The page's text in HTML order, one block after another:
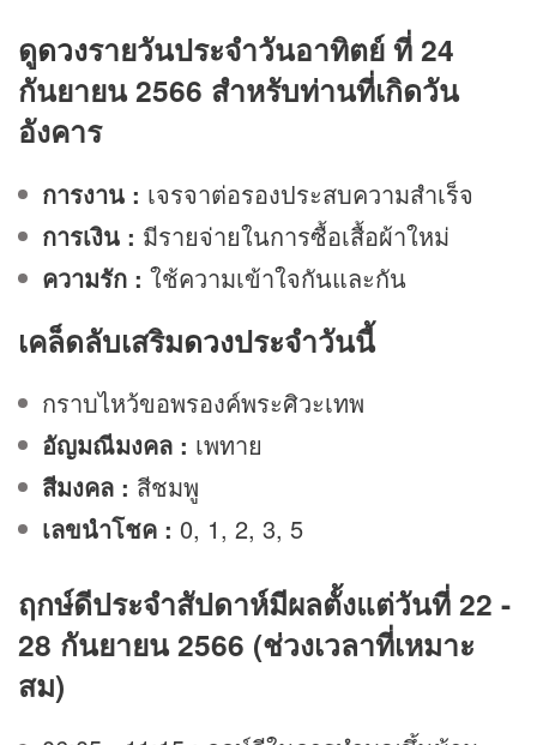
ดูดวงรายวันประจำวันอาทิตย์ ที่ 24
กันยายน 2566 สำหรับท่านที่เกิดวัน
อังคาร
การงาน : เจรจาต่อรองประสบความสำเร็จ
การเงิน : มีรายจ่ายในการซื้อเสื้อผ้าใหม่
ความรัก : ใช้ความเข้าใจกันและกัน
เคล็ดลับเสริมดวงประจำวันนี้
กราบไหว้ขอพรองค์พระศิวะเทพ
อัญมณีมงคล : เพทาย
สีมงคล : สีชมพู
เลขนำโชค : 0, 1, 2, 3, 5
ฤกษ์ดีประจำสัปดาห์มีผลตั้งแต่วันที่ 22 -
28 กันยายน 2566 (ช่วงเวลาที่เหมาะ
สม)